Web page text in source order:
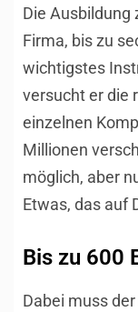
Die Ausbildung
Firma, bis zu
wichtigstes
versucht er die
einzelnen
Millionen
möglich, aber
Etwas, das auf
Bis zu 600
Dabei muss